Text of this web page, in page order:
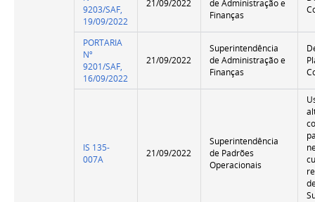
9203/SAF,
19/09/2022
21/09/2022
de Administração e
Finanças
PORTARIA
Nº
9201/SAF,
16/09/2022
21/09/2022
Superintendência
de Administração e
Finanças
IS 135-
007A
21/09/2022
Superintendência
de Padrões
Operacionais